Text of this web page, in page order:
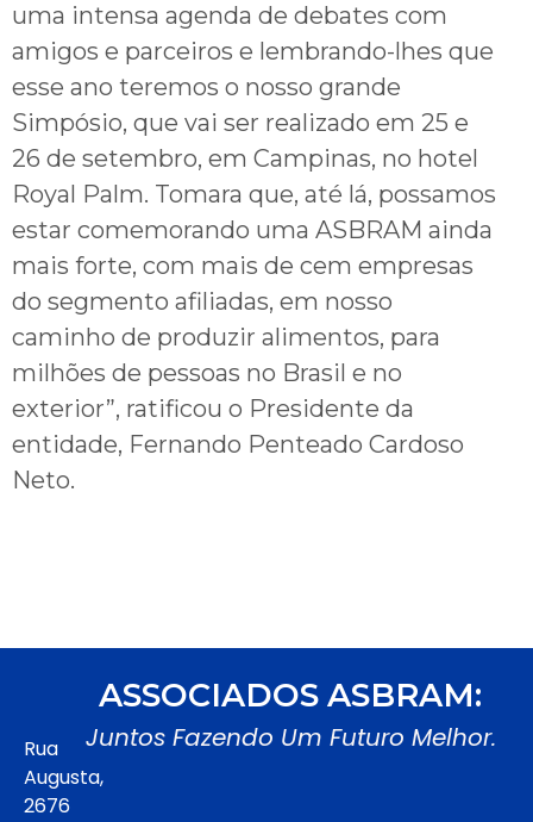
uma intensa agenda de debates com
amigos e parceiros e lembrando-lhes que
esse ano teremos o nosso grande
Simpósio, que vai ser realizado em 25 e
26 de setembro, em Campinas, no hotel
Royal Palm. Tomara que, até lá, possamos
estar comemorando uma ASBRAM ainda
mais forte, com mais de cem empresas
do segmento afiliadas, em nosso
caminho de produzir alimentos, para
milhões de pessoas no Brasil e no
exterior”, ratificou o Presidente da
entidade, Fernando Penteado Cardoso
Neto.
Rua
Augusta,
2676
ASSOCIADOS ASBRAM:
Juntos Fazendo Um Futuro Melhor.